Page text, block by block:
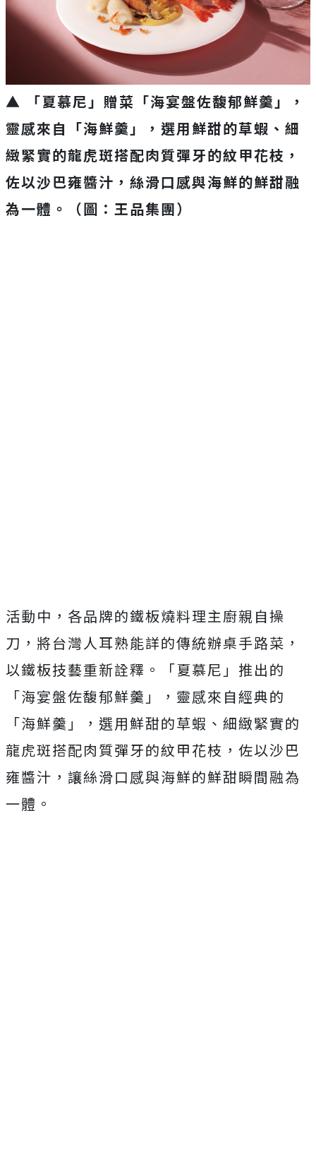
▲ 「夏慕尼」贈菜「海宴盤佐馥郁鮮羹」，
靈感來自「海鮮羹」，選用鮮甜的草蝦、細
緻緊實的龍虎斑搭配肉質彈牙的紋甲花枝，
佐以沙巴雍醬汁，絲滑口感與海鮮的鮮甜融
為一體。（圖：王品集團）
活動中，各品牌的鐵板燒料理主廚親自操
刀，將台灣人耳熟能詳的傳統辦桌手路菜，
以鐵板技藝重新詮釋。「夏慕尼」推出的
「海宴盤佐馥郁鮮羹」，靈感來自經典的
「海鮮羹」，選用鮮甜的草蝦、細緻緊實的
龍虎斑搭配肉質彈牙的紋甲花枝，佐以沙巴
雍醬汁，讓絲滑口感與海鮮的鮮甜瞬間融為
一體。